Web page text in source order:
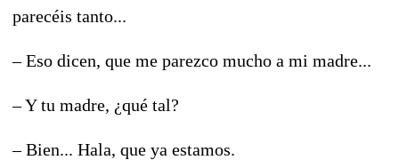
parecéis tanto...
– Eso dicen, que me parezco mucho a mi madre...
– Y tu madre, ¿qué tal?
– Bien... Hala, que ya estamos.